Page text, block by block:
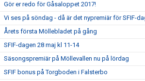
Gör er redo för Gåsaloppet 2017!
Vi ses på söndag - då är det nypremiär för SFIF-
Årets första Möllebladet på gång
SFIF-dagen 28 maj kl 11-14
Säsongspremiär på Möllevallen nu på lördag
SFIF bonus på Torgboden i Falsterbo